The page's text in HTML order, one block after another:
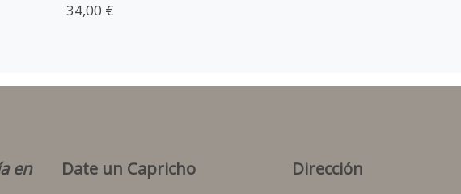
34,00 €
en
Date un Capricho Dirección